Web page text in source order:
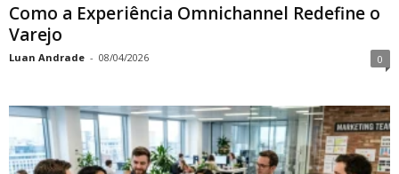
Como a Experiência Omnichannel Redefine o
Varejo
Luan Andrade - 08/04/2026 0